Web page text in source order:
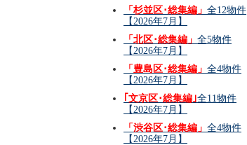
「杉並区･総集編」 全12物件
【2026年7月】
「北区･総集編」 全5物件
【2026年7月】
「豊島区･総集編」 全4物件
【2026年7月】
｢文京区･総集編｣全11物件
【2026年7月】
「渋谷区･総集編」 全4物件
【2026年7月】